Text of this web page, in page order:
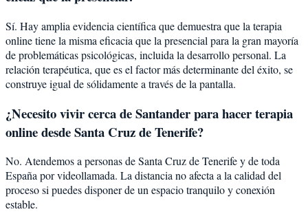
Sí. Hay amplia evidencia científica que demuestra que la terapia
online tiene la misma eficacia que la presencial para la gran mayoría
de problemáticas psicológicas, incluida la desarrollo personal. La
relación terapéutica, que es el factor más determinante del éxito, se
construye igual de sólidamente a través de la pantalla.
¿Necesito vivir cerca de Santander para hacer terapia
online desde Santa Cruz de Tenerife?
No. Atendemos a personas de Santa Cruz de Tenerife y de toda
España por videollamada. La distancia no afecta a la calidad del
proceso si puedes disponer de un espacio tranquilo y conexión
estable.